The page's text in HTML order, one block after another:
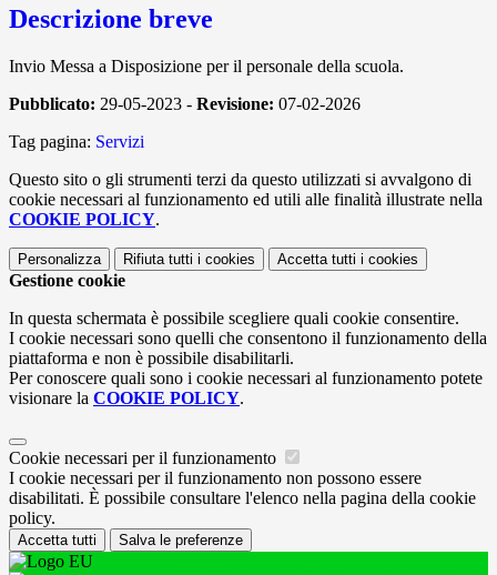
Descrizione breve
Invio Messa a Disposizione per il personale della scuola.
Pubblicato: 29-05-2023 - Revisione: 07-02-2026
Tag pagina: Servizi
Questo sito o gli strumenti terzi da questo utilizzati si avvalgono di
cookie necessari al funzionamento ed utili alle finalità illustrate nella
COOKIE POLICY.
Personalizza Rifiuta tutti i cookies Accetta tutti i cookies
Gestione cookie
In questa schermata è possibile scegliere quali cookie consentire.
I cookie necessari sono quelli che consentono il funzionamento della
piattaforma e non è possibile disabilitarli.
Per conoscere quali sono i cookie necessari al funzionamento potete
visionare la COOKIE POLICY.
Cookie necessari per il funzionamento
I cookie necessari per il funzionamento non possono essere
disabilitati. È possibile consultare l'elenco nella pagina della cookie
policy.
Accetta tutti Salva le preferenze